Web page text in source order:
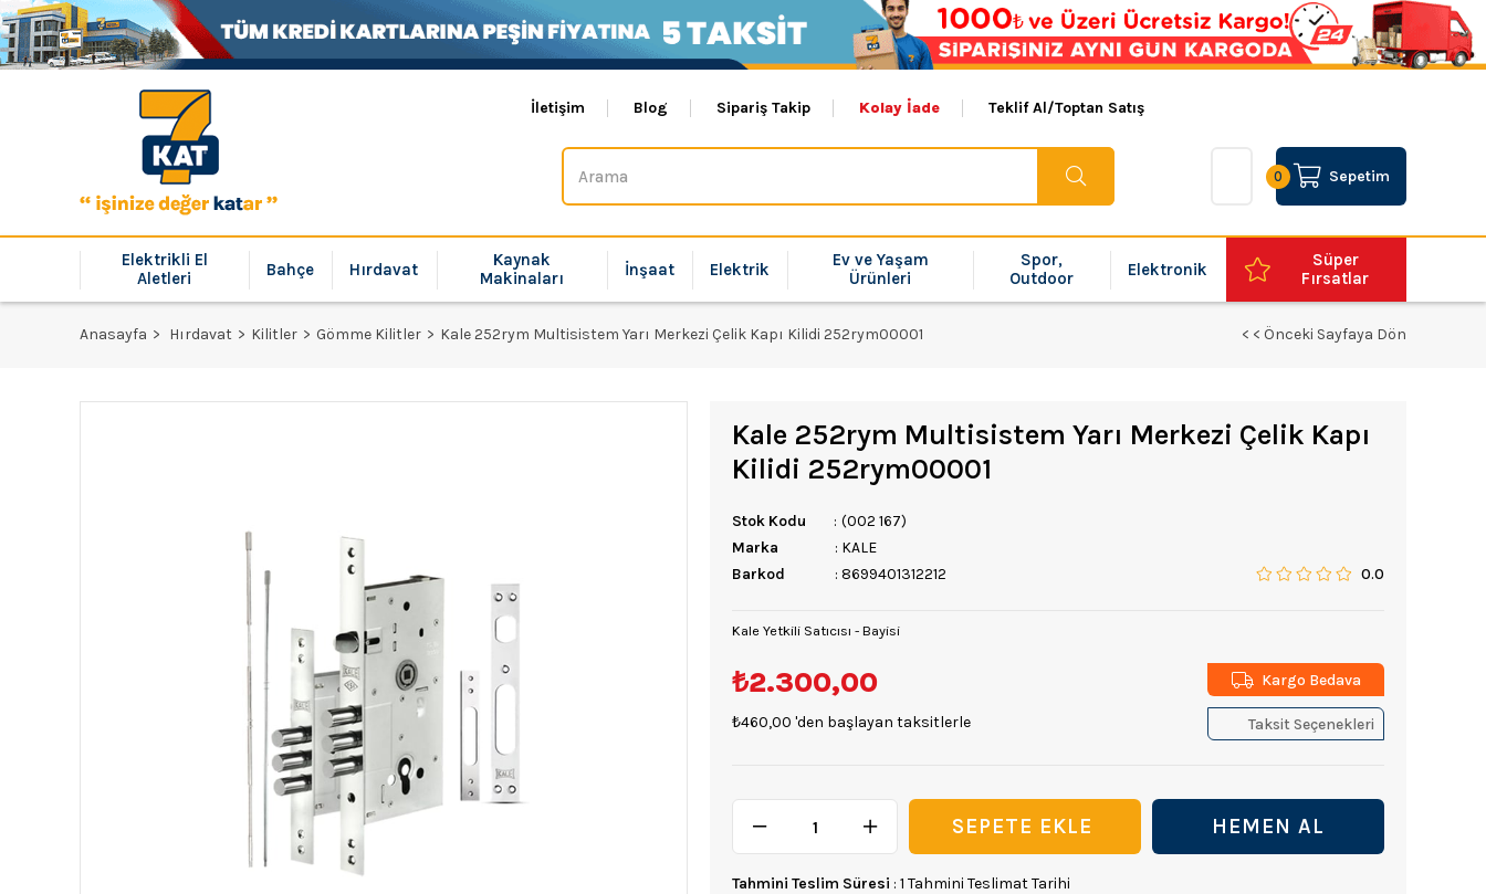
İletişim Blog Sipariş Takip Kolay İade Teklif Al/Toptan Satış
Sepetim
0
Elektrikli El
Aletleri
Bahçe Hırdavat
Kaynak
Makinaları
İnşaat Elektrik
Ev ve Yaşam
Ürünleri
Spor,
Outdoor
Elektronik
Süper
Fırsatlar
Anasayfa Hırdavat Kilitler Gömme Kilitler Kale 252rym Multisistem Yarı Merkezi Çelik Kapı Kilidi 252rym00001 < < Önceki Sayfaya Dön
Kale 252rym Multisistem Yarı Merkezi Çelik Kapı
Kilidi 252rym00001
Stok Kodu
(002 167)
Marka
: KALE
Barkod
: 8699401312212 0.0
Kale Yetkili Satıcısı - Bayisi
₺2.300,00
₺460,00 'den başlayan taksitlerle
Kargo Bedava
Taksit Seçenekleri
Tahmini Teslim Süresi : 1 Tahmini Teslimat Tarihi